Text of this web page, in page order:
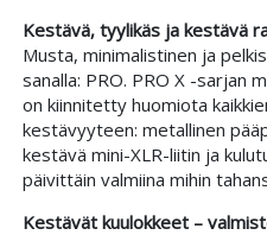
Kestävä, tyylikäs ja kestävä
Musta, minimalistinen ja
sanalla: PRO. PRO X -sarjan
on kiinnitetty huomiota
kestävyyteen: metallinen
kestävä mini-XLR-liitin ja
päivittäin valmiina mihin
Kestävät kuulokkeet –